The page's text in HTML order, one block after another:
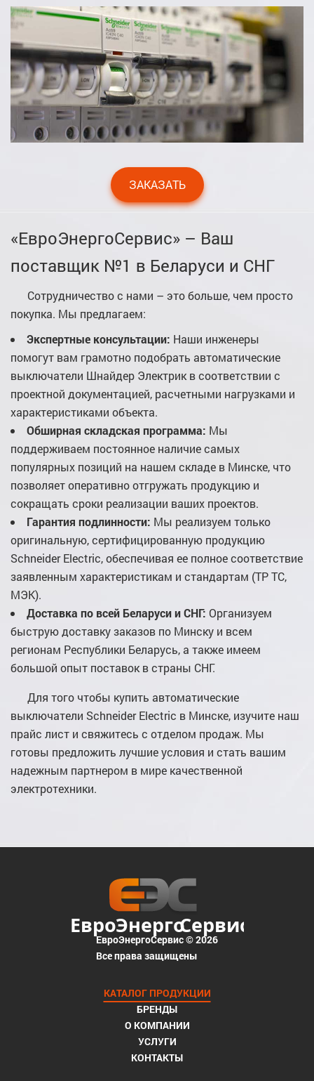
ЗАКАЗАТЬ
«ЕвроЭнергоСервис» – Ваш
поставщик №1 в Беларуси и СНГ
Сотрудничество с нами – это больше, чем просто
покупка. Мы предлагаем:
Экспертные консультации: Наши инженеры
помогут вам грамотно подобрать автоматические
выключатели Шнайдер Электрик в соответствии с
проектной документацией, расчетными нагрузками и
характеристиками объекта.
Обширная складская программа: Мы
поддерживаем постоянное наличие самых
популярных позиций на нашем складе в Минске, что
позволяет оперативно отгружать продукцию и
сокращать сроки реализации ваших проектов.
Гарантия подлинности: Мы реализуем только
оригинальную, сертифицированную продукцию
Schneider Electric, обеспечивая ее полное соответствие
заявленным характеристикам и стандартам (ТР ТС,
МЭК).
Доставка по всей Беларуси и СНГ: Организуем
быструю доставку заказов по Минску и всем
регионам Республики Беларусь, а также имеем
большой опыт поставок в страны СНГ.
Для того чтобы купить автоматические
выключатели Schneider Electric в Минске, изучите наш
прайс лист и свяжитесь с отделом продаж. Мы
готовы предложить лучшие условия и стать вашим
надежным партнером в мире качественной
электротехники.
ЕвроЭнергоСервис © 2026
Все права защищены
КАТАЛОГ ПРОДУКЦИИ
БРЕНДЫ
О КОМПАНИИ
УСЛУГИ
КОНТАКТЫ